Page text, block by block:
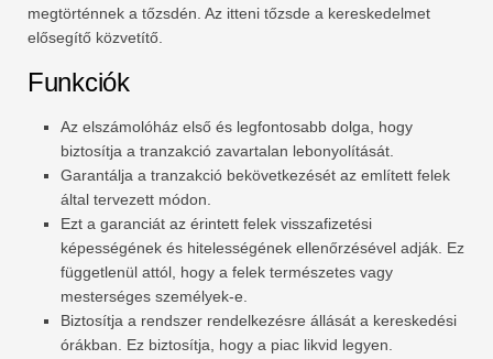
megtörténnek a tőzsdén. Az itteni tőzsde a kereskedelmet
elősegítő közvetítő.
Funkciók
Az elszámolóház első és legfontosabb dolga, hogy
biztosítja a tranzakció zavartalan lebonyolítását.
Garantálja a tranzakció bekövetkezését az említett felek
által tervezett módon.
Ezt a garanciát az érintett felek visszafizetési
képességének és hitelességének ellenőrzésével adják. Ez
függetlenül attól, hogy a felek természetes vagy
mesterséges személyek-e.
Biztosítja a rendszer rendelkezésre állását a kereskedési
órákban. Ez biztosítja, hogy a piac likvid legyen.